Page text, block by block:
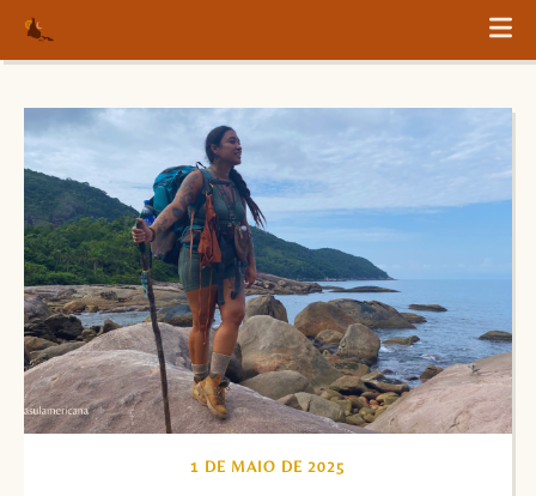
1 DE MAIO DE 2025